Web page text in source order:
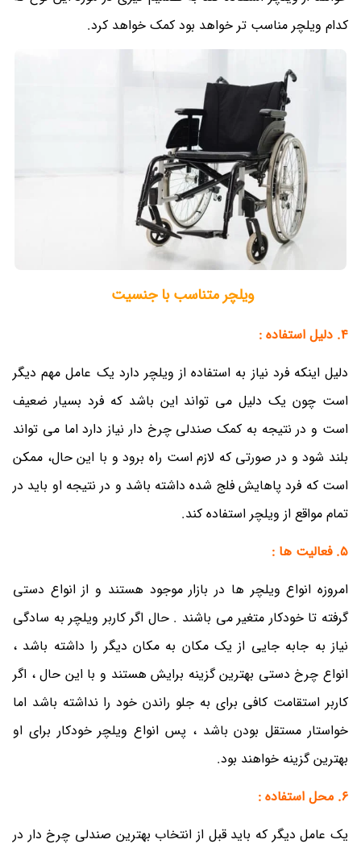
کدام ویلچر مناسب تر خواهد بود کمک خواهد کرد.
ویلچر متناسب با جنسیت
4. دلیل استفاده :
دلیل اینکه فرد نیاز به استفاده از ویلچر دارد یک عامل مهم دیگر
است چون یک دلیل می تواند این باشد که فرد بسیار ضعیف
است و در نتیجه به کمک صندلی چرخ دار نیاز دارد اما می تواند
بلند شود و در صورتی که لازم است راه برود و با این حال، ممکن
است که فرد پاهایش فلج شده داشته باشد و در نتیجه او باید در
تمام مواقع از ویلچر استفاده کند.
5. فعالیت ها :
امروزه انواع ویلچر ها در بازار موجود هستند و از انواع دستی
گرفته تا خودکار متغیر می باشند . حال اگر کاربر ویلچر به سادگی
نیاز به جابه جایی از یک مکان به مکان دیگر را داشته باشد ،
انواع چرخ دستی بهترین گزینه برایش هستند و با این حال ، اگر
کاربر استقامت کافی برای به جلو راندن خود را نداشته باشد اما
خواستار مستقل بودن باشد ، پس انواع ویلچر خودکار برای او
بهترین گزینه خواهند بود.
6. محل استفاده :
یک عامل دیگر که باید قبل از انتخاب بهترین صندلی چرخ دار در